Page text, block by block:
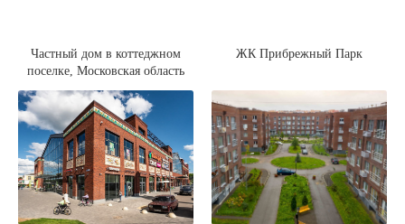
Частный дом в коттеджном
поселке, Московская область
ЖК Прибрежный Парк